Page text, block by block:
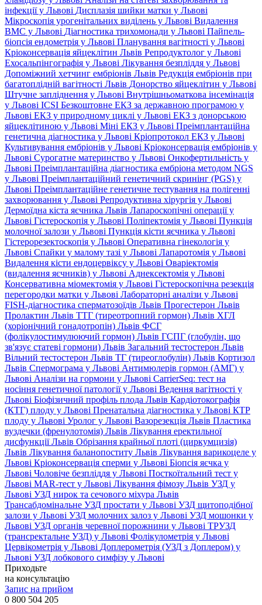
інфекції у Львові Дисплазія шийки матки у Львові
Мікроскопія урогенітальних виділень у Львові Видалення
ВМС у Львові Діагностика трихомонади у Львові Пайпель-
біопсія ендометрія у Львові Планування вагітності у Львові
Кріоконсервація яйцеклітин Львів Репродуктолог у Львові
Ехосальпінгографія у Львові Лікування безпліддя у Львові
Допоміжний хетчинг ембріонів Львів Редукція ембріонів при
багатоплідній вагітності Львів Донорство яйцеклітин у Львові
Штучне запліднення у Львові Внутрішньоматкова інсемінація
у Львові ICSI Безкоштовне ЕКЗ за державною програмою у
Львові ЕКЗ у природному циклі у Львові ЕКЗ з донорською
яйцеклітиною у Львові Міні ЕКЗ у Львові Преімплантаційна
генетична діагностика у Львові Кріопротокол ЕКЗ у Львові
Культивування ембріонів у Львові Кріоконсервація ембріонів у
Львові Сурогатне материнство у Львові Онкофертильність у
Львові Преімплантаційна діагностика ембріона методом NGS
у Львові Преімплантаційний генетичний скринінг (PGS) у
Львові Преімплантаційне генетичне тестування на полігенні
захворювання у Львові Репродуктивна хірургія у Львові
Дермоїдна кіста яєчника Львів Лапароскопічні операції у
Львові Гістероскопія у Львові Поліпектомія у Львові Пункція
молочної залози у Львові Пункція кісти яєчника у Львові
Гістерорезектоскопія у Львові Оперативна гінекологія у
Львові Спайки у малому тазі у Львові Лапаротомія у Львові
Видалення кісти ендоцервіксу у Львові Оваріектомія
(видалення яєчників) у Львові Аднексектомія у Львові
Консервативна міомектомія у Львові Гістероскопічна резекція
перегородки матки у Львові Лабораторні аналізи у Львові
FISH-діагностика сперматозоїдів Львів Прогестерон Львів
Пролактин Львів ТТГ (тиреотропний гормон) Львів ХГЛ
(хоріонічний гонадотропін) Львів ФСГ
(фолікулостимулюючий гормон) Львів ГСПГ (глобулін, що
зв'язує статеві гормони) Львів Загальний тестостерон Львів
Вільний тестостерон Львів ТГ (тиреоглобулін) Львів Кортизол
Львів Спермограма у Львові Антимюлерів гормон (АМГ) у
Львові Аналізи на гормони у Львові CarrierSeq: тест на
носіння генетичної патології у Львові Ведення вагітності у
Львові Біофізичний профіль плода Львів Кардіотокографія
(КТГ) плоду у Львові Пренатальна діагностика у Львові КТР
плоду у Львові Уролог у Львові Вазорезекція Львів Пластика
вуздечки (френулотомія) Львів Лікування еректильної
дисфункції Львів Обрізання крайньої плоті (циркумцизія)
Львів Лікування баланопоститу Львів Лікування варикоцеле у
Львові Кріоконсервація сперми у Львові Біопсія яєчка у
Львові Чоловіче безпліддя у Львові Посткоїтальний тест у
Львові MAR-тест у Львові Лікування фімозу Львів УЗД у
Львові УЗД нирок та сечового міхура Львів
Трансабдомінальне УЗД простати у Львові УЗД щитоподібної
залози у Львові УЗД молочних залоз у Львові УЗД мошонки у
Львові УЗД органів черевної порожнини у Львові ТРУЗД
(трансректальне УЗД) у Львові Фолікулометрія у Львові
Цервікометрія у Львові Доплерометрія (УЗД з Доплером) у
Львові УЗД лобкового симфізу у Львові
Приходьте
на консультацію
Запис на прийом
0 800 504 205